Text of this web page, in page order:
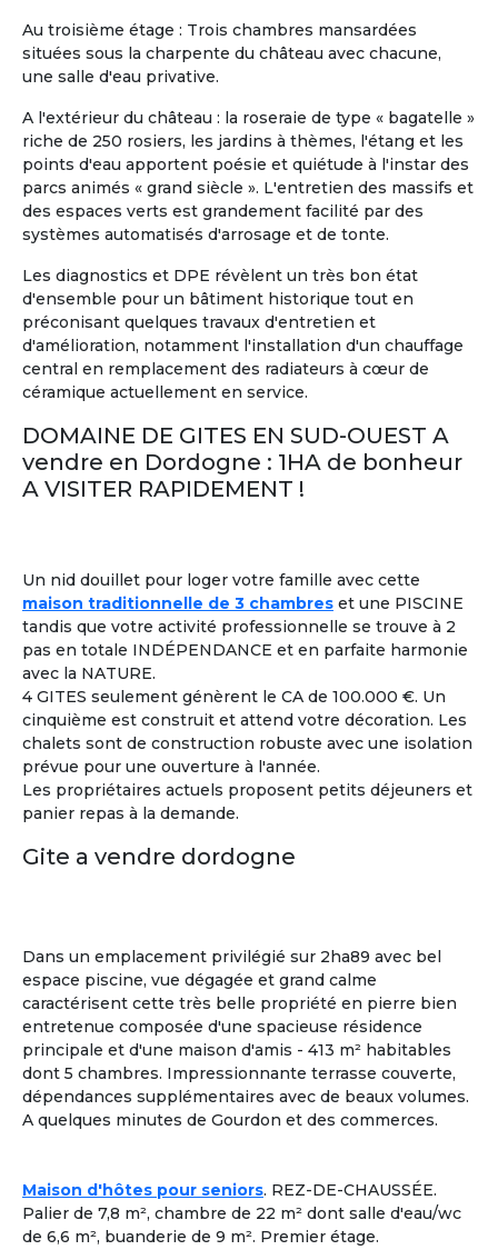
Au troisième étage : Trois chambres mansardées
situées sous la charpente du château avec chacune,
une salle d'eau privative.
A l'extérieur du château : la roseraie de type « bagatelle »
riche de 250 rosiers, les jardins à thèmes, l'étang et les
points d'eau apportent poésie et quiétude à l'instar des
parcs animés « grand siècle ». L'entretien des massifs et
des espaces verts est grandement facilité par des
systèmes automatisés d'arrosage et de tonte.
Les diagnostics et DPE révèlent un très bon état
d'ensemble pour un bâtiment historique tout en
préconisant quelques travaux d'entretien et
d'amélioration, notamment l'installation d'un chauffage
central en remplacement des radiateurs à cœur de
céramique actuellement en service.
DOMAINE DE GITES EN SUD-OUEST A
vendre en Dordogne : 1HA de bonheur
A VISITER RAPIDEMENT !
Un nid douillet pour loger votre famille avec cette
maison traditionnelle de 3 chambres et une PISCINE
tandis que votre activité professionnelle se trouve à 2
pas en totale INDÉPENDANCE et en parfaite harmonie
avec la NATURE.
4 GITES seulement génèrent le CA de 100.000 €. Un
cinquième est construit et attend votre décoration. Les
chalets sont de construction robuste avec une isolation
prévue pour une ouverture à l'année.
Les propriétaires actuels proposent petits déjeuners et
panier repas à la demande.
Gite a vendre dordogne
Dans un emplacement privilégié sur 2ha89 avec bel
espace piscine, vue dégagée et grand calme
caractérisent cette très belle propriété en pierre bien
entretenue composée d'une spacieuse résidence
principale et d'une maison d'amis - 413 m² habitables
dont 5 chambres. Impressionnante terrasse couverte,
dépendances supplémentaires avec de beaux volumes.
A quelques minutes de Gourdon et des commerces.
Maison d'hôtes pour seniors. REZ-DE-CHAUSSÉE.
Palier de 7,8 m², chambre de 22 m² dont salle d'eau/wc
de 6,6 m², buanderie de 9 m². Premier étage.
familles, des jeunes actifs, des couples,
des personnes seules ou encore d’autres
r...
Slide 1 of 11
11
Maison Partagée
Marrakech, Maroc
A partir de1 750 €/mois
Voir les249annonces
mois seulement.
Colouer Intégrer Habitat Partagé
Toulon France ± 30kms
Bonjour femme 60 ans dynamique
joyeuse recherche colocation
Sylvia
Femme- 60ans
Toulon ± 30kms - France